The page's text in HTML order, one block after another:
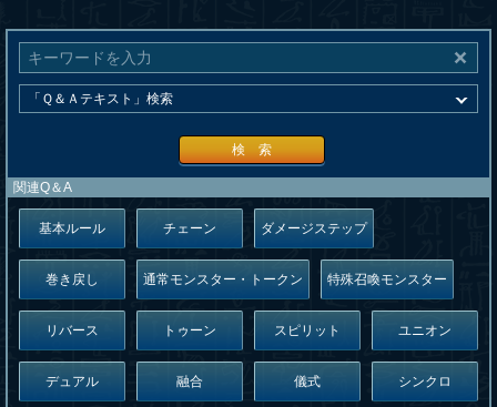
検 索
関連Q＆A
基本ルール チェーン ダメージステップ
巻き戻し 通常モンスター・トークン 特殊召喚モンスター
リバース トゥーン スピリット ユニオン
デュアル 融合 儀式 シンクロ